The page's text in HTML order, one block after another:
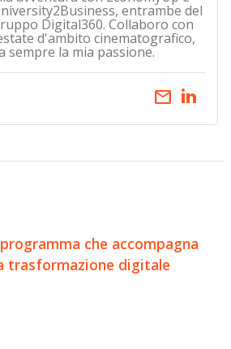
entrambe del
Digital360. Collaboro con
d'ambito cinematografico,
sempre la mia passione.
email
che accompagna
trasformazione digitale